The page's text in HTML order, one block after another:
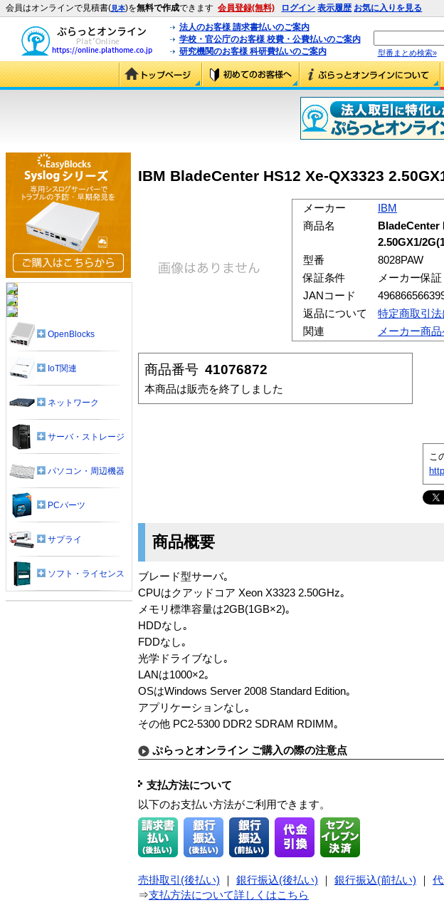
会員はオンラインで見積書(見本)を無料で作成できます 会員登録(無料) ログイン 表示履歴 お気に入りを見る
法人のお客様 請求書払いのご案内
学校・官公庁のお客様 校費・公費払いのご案内
研究機関のお客様 科研費払いのご案内
型番まとめ検索»
IBM BladeCenter HS12 Xe-QX3323
メーカー
IBM
商品名
BladeCenter
2.50GX1/
型番
8028PAW
保証条件
メーカー保証
JANコード
返品について
特定商取引
関連
メーカー商
商品番号 41076872
本商品は販売を終了しました
こ
商品概要
ブレード型サーバ｡
CPUはクアッドコア Xeon X3323 2.50GHz｡
メモリ標準容量は2GB(1GB×2)｡
HDDなし｡
FDDなし｡
光学ドライブなし｡
LANは1000×2｡
OSはWindows Server 2008 Standard Edition｡
アプリケーションなし｡
その他 PC2-5300 DDR2 SDRAM RDIMM｡
ぷらっとオンライン ご購入の際の注意点
支払方法について
以下のお支払い方法がご利用できます。
売掛取引(後払い) 銀行振込(後払い) 銀行振込(前払い)
⇒支払方法について詳しくはこちら
OpenBlocks
IoT関連
ネットワーク
サーバ・ストレージ
パソコン・周辺機器
PCパーツ
サプライ
ソフト・ライセンス